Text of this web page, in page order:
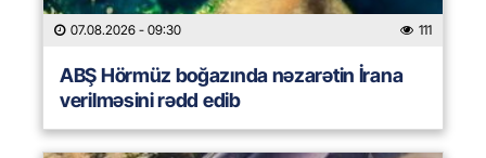
07.08.2026 - 09:30 111
ABŞ Hörmüz boğazında nəzarətin İrana
verilməsini rədd edib